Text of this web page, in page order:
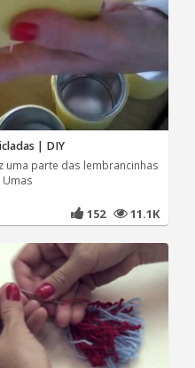
| DIY
parte das lembrancinhas
152 11.1K